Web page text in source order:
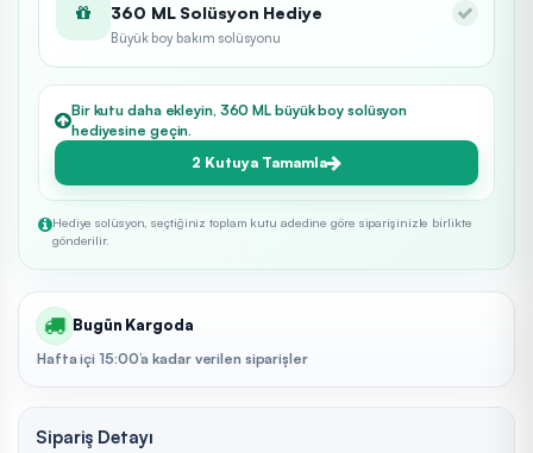
360 ML Solüsyon Hediye
Büyük boy bakım solüsyonu
Bir kutu daha ekleyin, 360 ML büyük boy solüsyon
hediyesine geçin.
2 Kutuya Tamamla
Hediye solüsyon, seçtiğiniz toplam kutu adedine göre siparişinizle birlikte
gönderilir.
Bugün Kargoda
Hafta içi 15:00’a kadar verilen siparişler
Sipariş Detayı